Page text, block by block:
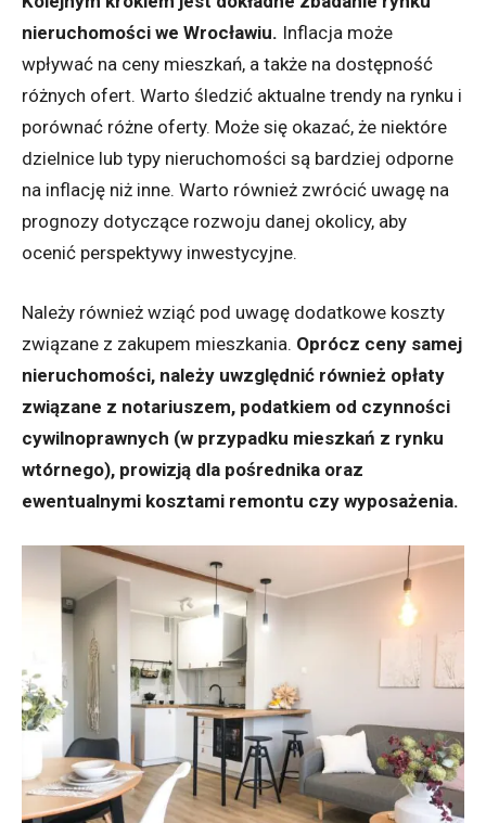
nieruchomości we Wrocławiu. Inflacja może
wpływać na ceny mieszkań, a także na dostępność
różnych ofert. Warto śledzić aktualne trendy na rynku i
porównać różne oferty. Może się okazać, że niektóre
dzielnice lub typy nieruchomości są bardziej odporne
na inflację niż inne. Warto również zwrócić uwagę na
prognozy dotyczące rozwoju danej okolicy, aby
ocenić perspektywy inwestycyjne.
Należy również wziąć pod uwagę dodatkowe koszty
związane z zakupem mieszkania. Oprócz ceny samej
nieruchomości, należy uwzględnić również opłaty
związane z notariuszem, podatkiem od czynności
cywilnoprawnych (w przypadku mieszkań z rynku
wtórnego), prowizją dla pośrednika oraz
ewentualnymi kosztami remontu czy wyposażenia.